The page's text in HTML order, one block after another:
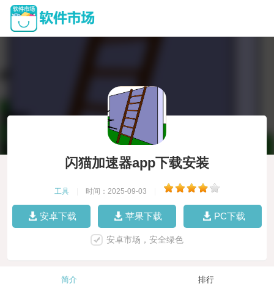
闪猫加速器app下载安装
工具 时间：2025-09-03
安卓下载 苹果下载 PC下载
安卓市场，安全绿色
简介 排行